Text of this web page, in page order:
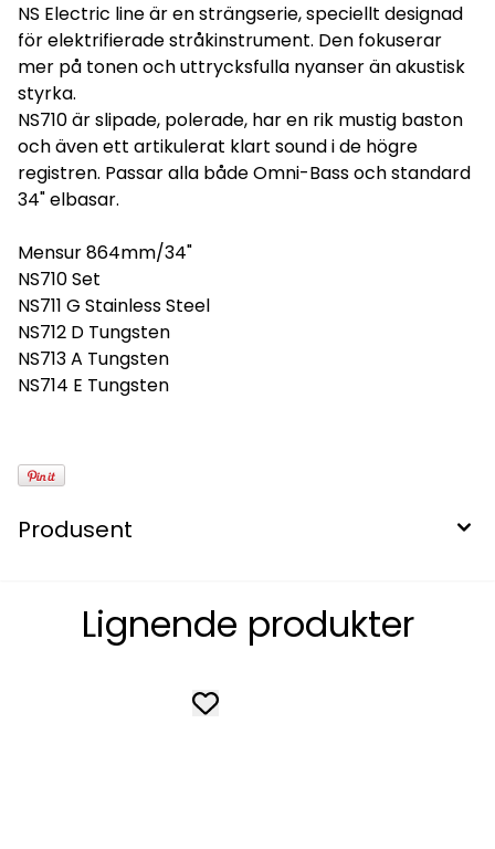
NS Electric line är en strängserie, speciellt designad
för elektrifierade stråkinstrument. Den fokuserar
mer på tonen och uttrycksfulla nyanser än akustisk
styrka.
NS710 är slipade, polerade, har en rik mustig baston
och även ett artikulerat klart sound i de högre
registren. Passar alla både Omni-Bass och standard
34" elbasar.
Mensur 864mm/34"
NS710 Set
NS711 G Stainless Steel
NS712 D Tungsten
NS713 A Tungsten
NS714 E Tungsten
Produsent
Lignende produkter